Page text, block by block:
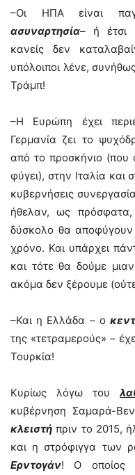
–Οι ΗΠΑ είναι
ασυναρτησία– ή έτσι
κανείς δεν
υπόλοιποι λένε,
Τράμπ!
–Η Ευρώπη έχει
Γερμανία ζει το
από το προσκήνιο (που
φύγει), στην Ιταλία και
κυβερνήσεις
ήθελαν, ως
δύσκολο θα αποφύγουν
χρόνο. Και υπάρχει
και τότε θα δούμε
ακόμα δεν ξέρουμε
–Και η Ελλάδα – ο
της «τετραμερούς» –
Τουρκία!
Κυρίως λόγω του
κυβέρνηση Σαμαρά-
κλειστή πριν το 2015,
και η στρόφιγγα των
Ερντογάν! Ο οποίος